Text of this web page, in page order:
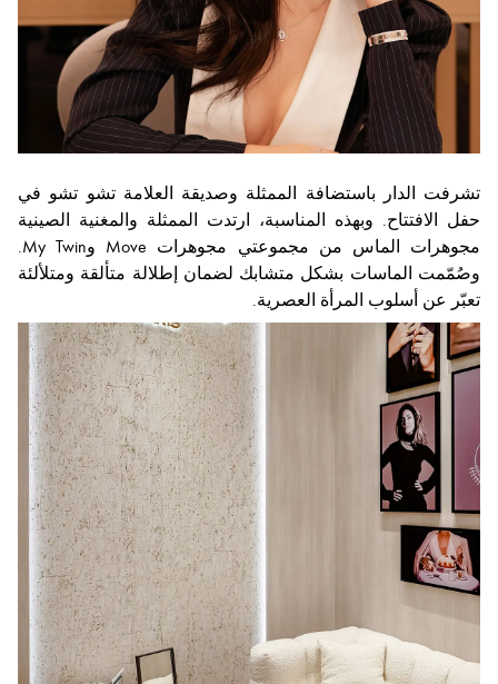
تشرفت الدار باستضافة الممثلة وصديقة العلامة تشو تشو في
حفل الافتتاح. وبهذه المناسبة، ارتدت الممثلة والمغنية الصينية
مجوهرات الماس من مجموعتي مجوهرات Move وMy Twin.
وصُمّمت الماسات بشكل متشابك لضمان إطلالة متألقة ومتلألئة
تعبّر عن أسلوب المرأة العصرية.